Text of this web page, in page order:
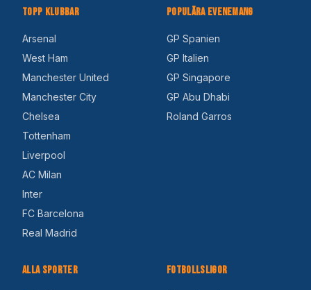
Topp Klubbar
Arsenal
West Ham
Manchester United
Manchester City
Chelsea
Tottenham
Liverpool
AC Milan
Inter
FC Barcelona
Real Madrid
Populära Evenemang
GP Spanien
GP Italien
GP Singapore
GP Abu Dhabi
Roland Garros
Alla Sporter Fotbollsligor